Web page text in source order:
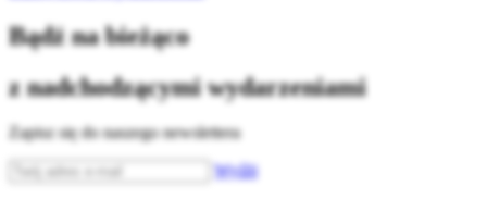
Bądź na bieżąco
z nadchodzącymi wydarzeniami
Zapisz się do naszego newslettera
Wyślij